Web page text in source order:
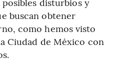
buscan obtener
como hemos visto
Ciudad de México con